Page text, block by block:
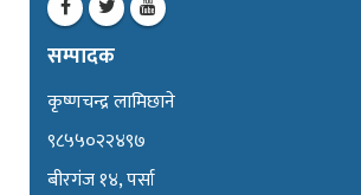
सम्पादक
कृष्णचन्द्र लामिछाने
९८५५०२२४९७
बीरगंज १४, पर्सा